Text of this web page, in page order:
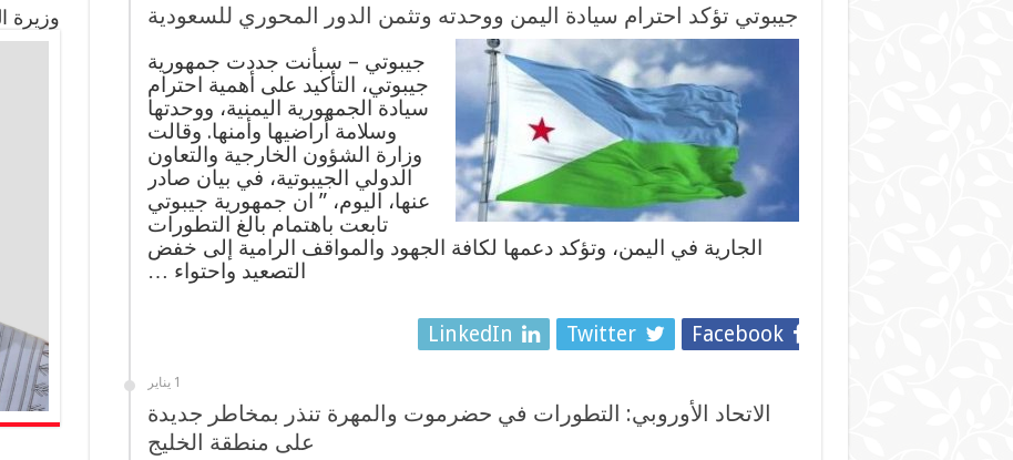
جيبوتي تؤكد احترام سيادة اليمن ووحدته وتثمن الدور المحوري للسعودية
جيبوتي – سبأنت جددت جمهورية
جيبوتي، التأكيد على أهمية احترام
سيادة الجمهورية اليمنية، ووحدتها
وسلامة أراضيها وأمنها. وقالت
وزارة الشؤون الخارجية والتعاون
الدولي الجيبوتية، في بيان صادر
عنها، اليوم، ” ان جمهورية جيبوتي
تابعت باهتمام بالغ التطورات
الجارية في اليمن، وتؤكد دعمها لكافة الجهود والمواقف الرامية إلى خفض
التصعيد واحتواء …
Facebook
Twitter
LinkedIn
1 يناير
الاتحاد الأوروبي: التطورات في حضرموت والمهرة تنذر بمخاطر جديدة
على منطقة الخليج
وزيرة